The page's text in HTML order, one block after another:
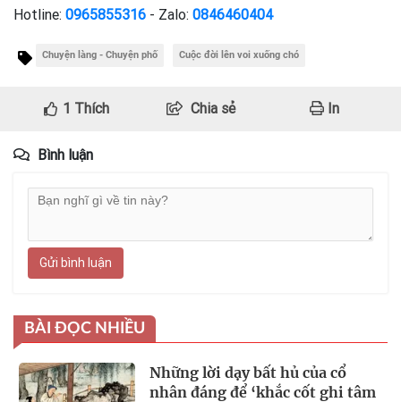
Hotline: 0965855316 - Zalo: 0846460404
Chuyện làng - Chuyện phố Cuộc đời lên voi xuống chó
1 Thích Chia sẻ In
Bình luận
Gửi bình luận
BÀI ĐỌC NHIỀU
Những lời dạy bất hủ của cổ
nhân đáng để ‘khắc cốt ghi tâm